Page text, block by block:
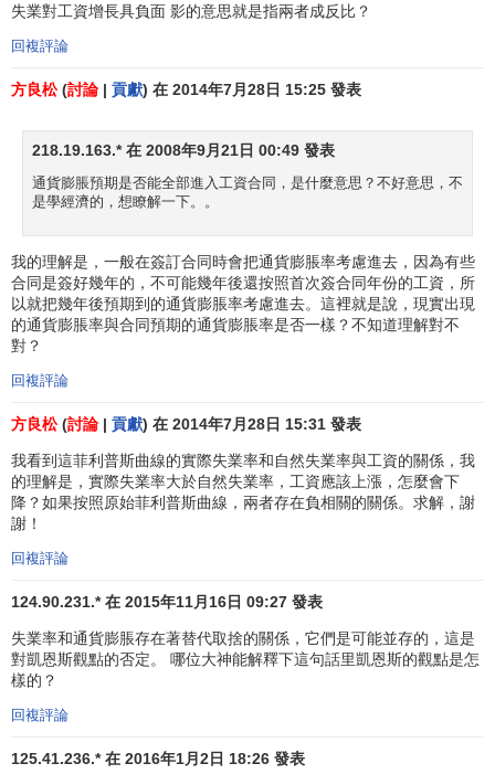
失業對工資增長具負面 影的意思就是指兩者成反比？
回複評論
方良松(討論 | 貢獻) 在 2014年7月28日 15:25 發表
218.19.163.* 在 2008年9月21日 00:49 發表
通貨膨脹預期是否能全部進入工資合同，是什麼意思？不好意思，不
是學經濟的，想瞭解一下。。
我的理解是，一般在簽訂合同時會把通貨膨脹率考慮進去，因為有些
合同是簽好幾年的，不可能幾年後還按照首次簽合同年份的工資，所
以就把幾年後預期到的通貨膨脹率考慮進去。這裡就是說，現實出現
的通貨膨脹率與合同預期的通貨膨脹率是否一樣？不知道理解對不
對？
回複評論
方良松(討論 | 貢獻) 在 2014年7月28日 15:31 發表
我看到這菲利普斯曲線的實際失業率和自然失業率與工資的關係，我
的理解是，實際失業率大於自然失業率，工資應該上漲，怎麼會下
降？如果按照原始菲利普斯曲線，兩者存在負相關的關係。求解，謝
謝！
回複評論
124.90.231.* 在 2015年11月16日 09:27 發表
失業率和通貨膨脹存在著替代取捨的關係，它們是可能並存的，這是
對凱恩斯觀點的否定。 哪位大神能解釋下這句話里凱恩斯的觀點是怎
樣的？
回複評論
125.41.236.* 在 2016年1月2日 18:26 發表